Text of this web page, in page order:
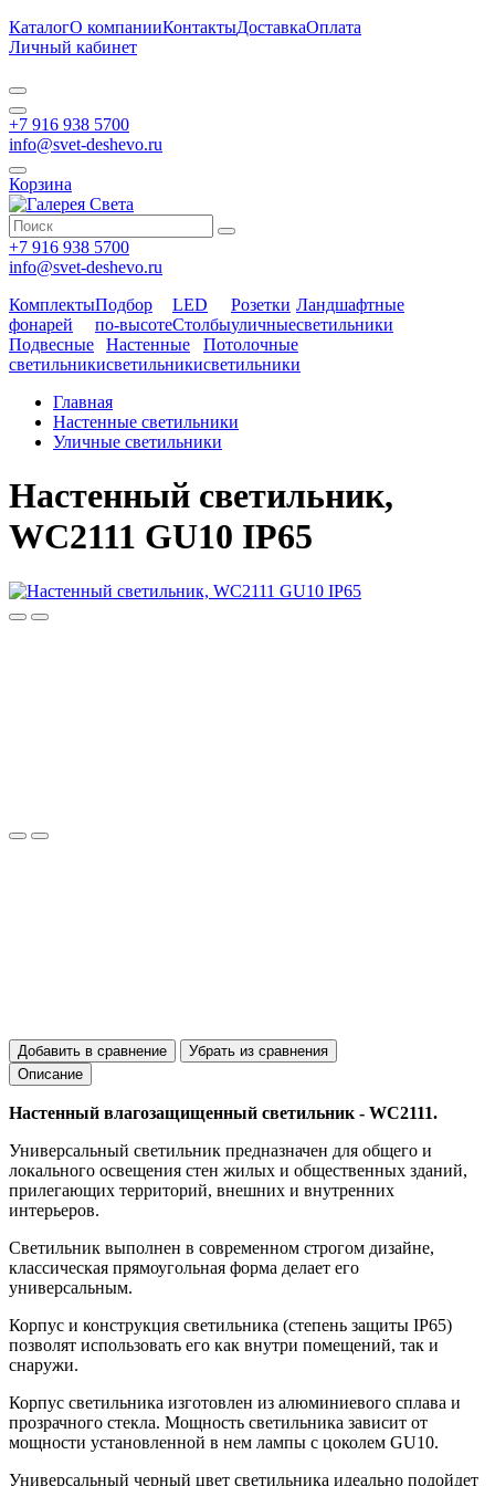
КаталогО компанииКонтактыДоставкаОплата
Личный кабинет
+7 916 938 5700
info@svet-deshevo.ru
Корзина
+7 916 938 5700
info@svet-deshevo.ru
Комплекты
фонарей
Подбор
по-высоте
LED
Столбы
Розетки
уличные
Ландшафтные
светильники
Подвесные
светильники
Настенные
светильники
Потолочные
светильники
Главная
Настенные светильники
Уличные светильники
Настенный светильник,
WC2111 GU10 IP65
Добавить в сравнение
Убрать из сравнения
Описание
Настенный влагозащищенный светильник - WC2111.
Универсальный светильник предназначен для общего и
локального освещения стен жилых и общественных зданий,
прилегающих территорий, внешних и внутренних
интерьеров.
Светильник выполнен в современном строгом дизайне,
классическая прямоугольная форма делает его
универсальным.
Корпус и конструкция светильника (степень защиты IP65)
позволят использовать его как внутри помещений, так и
снаружи.
Корпус светильника изготовлен из алюминиевого сплава и
прозрачного стекла. Мощность светильника зависит от
мощности установленной в нем лампы с цоколем GU10.
Универсальный черный цвет светильника идеально подойдет